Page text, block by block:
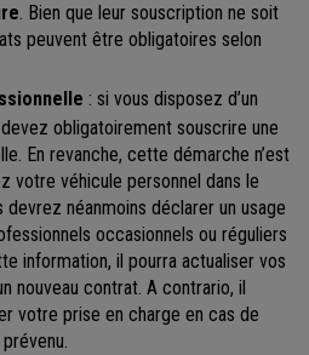
. Bien que leur souscription ne soit
peuvent être obligatoires selon
: si vous disposez d’un
obligatoirement souscrire une
En revanche, cette démarche n’est
votre véhicule personnel dans le
néanmoins déclarer un usage
occasionnels ou réguliers
information, il pourra actualiser vos
nouveau contrat. A contrario, il
votre prise en charge en cas de